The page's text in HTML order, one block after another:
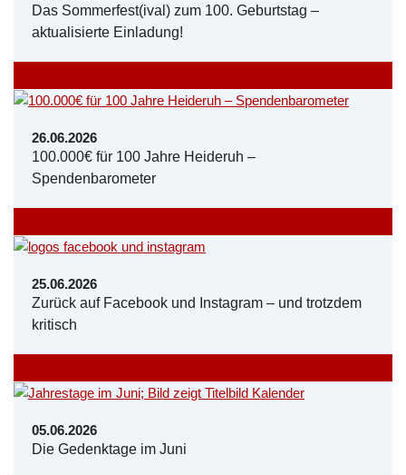
Das Sommerfest(ival) zum 100. Geburtstag –
aktualisierte Einladung!
26.06.2026
100.000€ für 100 Jahre Heideruh –
Spendenbarometer
25.06.2026
Zurück auf Facebook und Instagram – und trotzdem
kritisch
05.06.2026
Die Gedenktage im Juni